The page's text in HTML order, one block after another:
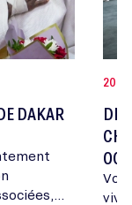
DAKAR
20